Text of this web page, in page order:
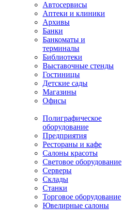
Автосервисы
Аптеки и клиники
Архивы
Банки
Банкоматы и
терминалы
Библиотеки
Выставочные стенды
Гостиницы
Детские сады
Магазины
Офисы
Полиграфическое
оборудование
Предприятия
Рестораны и кафе
Салоны красоты
Световое оборудование
Серверы
Склады
Станки
Торговое оборудование
Ювелирные салоны